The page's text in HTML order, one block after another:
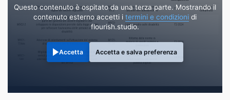
Questo contenuto è ospitato da una terza parte. Mostrando il
contenuto esterno accetti i termini e condizioni di
flourish.studio.
Accetta Accetta e salva preferenza